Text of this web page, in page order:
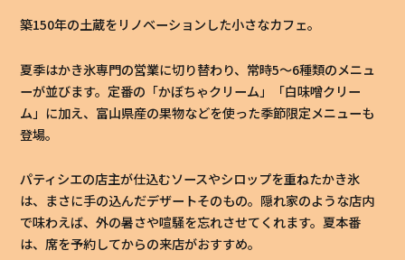
築150年の土蔵をリノベーションした小さなカフェ。
夏季はかき氷専門の営業に切り替わり、常時5〜6種類のメニュ
ーが並びます。定番の「かぼちゃクリーム」「白味噌クリー
ム」に加え、富山県産の果物などを使った季節限定メニューも
登場。
パティシエの店主が仕込むソースやシロップを重ねたかき氷
は、まさに手の込んだデザートそのもの。隠れ家のような店内
で味わえば、外の暑さや喧騒を忘れさせてくれます。夏本番
は、席を予約してからの来店がおすすめ。